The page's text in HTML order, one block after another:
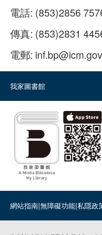
電話: (853)2856
傳真: (853)2831
電郵:
我家圖書館
網站指南|無障礙功能|私隱政